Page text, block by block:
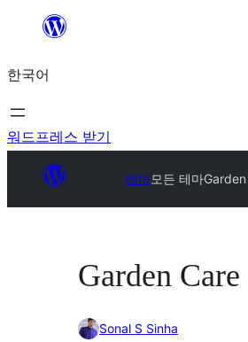
츠
로
바
기
한국어
워드프레스 받기
테마모든 테마
Garden
Sonal S Sinha